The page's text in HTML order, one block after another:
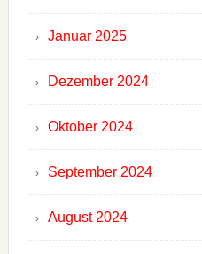
Januar 2025
Dezember 2024
Oktober 2024
September 2024
August 2024